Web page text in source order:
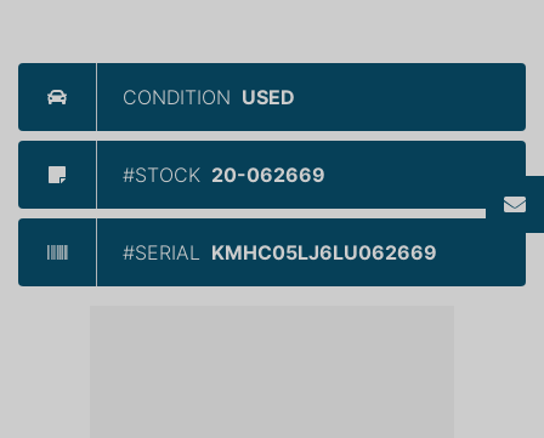
CONDITION USED
#STOCK 20-062669
#SERIAL KMHC05LJ6LU062669